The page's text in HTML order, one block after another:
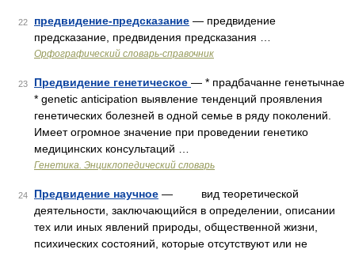
22 предвидение-предсказание — предвидение
предсказание, предвидения предсказания …
Орфографический словарь-справочник
23 Предвидение генетическое — * прадбачанне генетычнае
* genetic anticipation выявление тенденций проявления
генетических болезней в одной семье в ряду поколений.
Имеет огромное значение при проведении генетико
медицинских консультаций …
Генетика. Энциклопедический словарь
24 Предвидение научное — вид теоретической
деятельности, заключающийся в определении, описании
тех или иных явлений природы, общественной жизни,
психических состояний, которые отсутствуют или не